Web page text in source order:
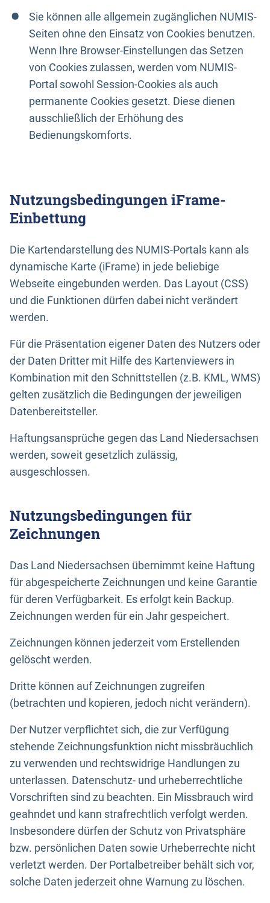
Sie können alle allgemein zugänglichen NUMIS-
Seiten ohne den Einsatz von Cookies benutzen.
Wenn Ihre Browser-Einstellungen das Setzen
von Cookies zulassen, werden vom NUMIS-
Portal sowohl Session-Cookies als auch
permanente Cookies gesetzt. Diese dienen
ausschließlich der Erhöhung des
Bedienungskomforts.
Nutzungsbedingungen iFrame-
Einbettung
Die Kartendarstellung des NUMIS-Portals kann als
dynamische Karte (iFrame) in jede beliebige
Webseite eingebunden werden. Das Layout (CSS)
und die Funktionen dürfen dabei nicht verändert
werden.
Für die Präsentation eigener Daten des Nutzers oder
der Daten Dritter mit Hilfe des Kartenviewers in
Kombination mit den Schnittstellen (z.B. KML, WMS)
gelten zusätzlich die Bedingungen der jeweiligen
Datenbereitsteller.
Haftungsansprüche gegen das Land Niedersachsen
werden, soweit gesetzlich zulässig,
ausgeschlossen.
Nutzungsbedingungen für
Zeichnungen
Das Land Niedersachsen übernimmt keine Haftung
für abgespeicherte Zeichnungen und keine Garantie
für deren Verfügbarkeit. Es erfolgt kein Backup.
Zeichnungen werden für ein Jahr gespeichert.
Zeichnungen können jederzeit vom Erstellenden
gelöscht werden.
Dritte können auf Zeichnungen zugreifen
(betrachten und kopieren, jedoch nicht verändern).
Der Nutzer verpflichtet sich, die zur Verfügung
stehende Zeichnungsfunktion nicht missbräuchlich
zu verwenden und rechtswidrige Handlungen zu
unterlassen. Datenschutz- und urheberrechtliche
Vorschriften sind zu beachten. Ein Missbrauch wird
geahndet und kann strafrechtlich verfolgt werden.
Insbesondere dürfen der Schutz von Privatsphäre
bzw. persönlichen Daten sowie Urheberrechte nicht
verletzt werden. Der Portalbetreiber behält sich vor,
solche Daten jederzeit ohne Warnung zu löschen.